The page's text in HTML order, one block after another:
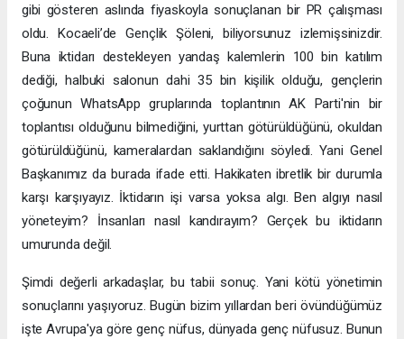
gibi gösteren aslında fiyaskoyla sonuçlanan bir PR çalışması
oldu. Kocaeli’de Gençlik Şöleni, biliyorsunuz izlemişsinizdir.
Buna iktidarı destekleyen yandaş kalemlerin 100 bin katılım
dediği, halbuki salonun dahi 35 bin kişilik olduğu, gençlerin
çoğunun WhatsApp gruplarında toplantının AK Parti'nin bir
toplantısı olduğunu bilmediğini, yurttan götürüldüğünü, okuldan
götürüldüğünü, kameralardan saklandığını söyledi. Yani Genel
Başkanımız da burada ifade etti. Hakikaten ibretlik bir durumla
karşı karşıyayız. İktidarın işi varsa yoksa algı. Ben algıyı nasıl
yöneteyim? İnsanları nasıl kandırayım? Gerçek bu iktidarın
umurunda değil.
Şimdi değerli arkadaşlar, bu tabii sonuç. Yani kötü yönetimin
sonuçlarını yaşıyoruz. Bugün bizim yıllardan beri övündüğümüz
işte Avrupa'ya göre genç nüfus, dünyada genç nüfusuz. Bunun